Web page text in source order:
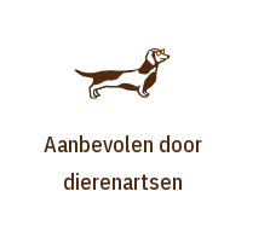
Aanbevolen door
dierenartsen